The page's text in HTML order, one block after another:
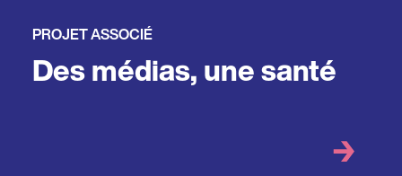
PROJET ASSOCIÉ
Des médias, une santé